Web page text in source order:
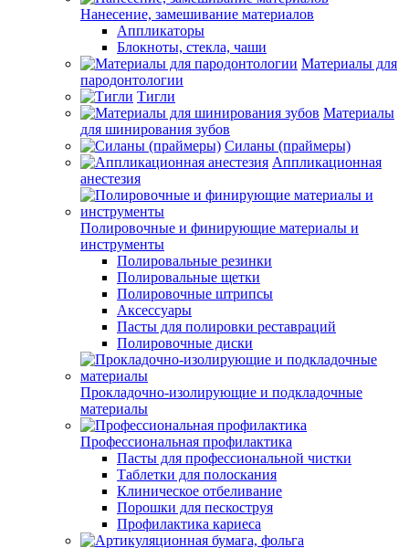
Нанесение, замешивание материалов
Аппликаторы
Блокноты, стекла, чаши
Материалы для
пародонтологии
Тигли
Материалы
для шинирования зубов
Силаны (праймеры)
Аппликационная
анестезия
Полировочные и финирующие материалы и
инструменты
Полировальные резинки
Полировальные щетки
Полировочные штрипсы
Аксессуары
Пасты для полировки реставраций
Полировочные диски
Прокладочно-изолирующие и подкладочные
материалы
Профессиональная профилактика
Пасты для профессиональной чистки
Таблетки для полоскания
Клиническое отбеливание
Порошки для пескоструя
Профилактика кариеса